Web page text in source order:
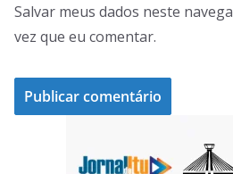
Salvar meus dados neste
vez que eu comentar.